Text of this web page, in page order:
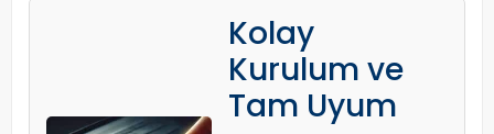
Kolay
Kurulum ve
Tam Uyum